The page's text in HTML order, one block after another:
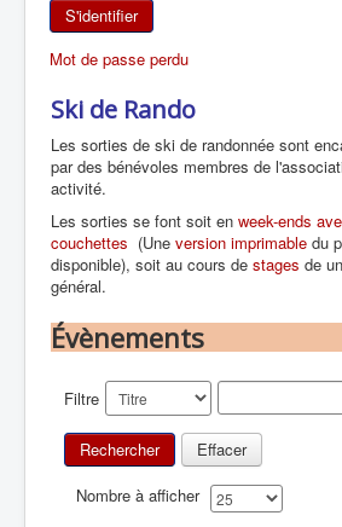
SKI DE RANDONNÉE
RANDONNÉE PÉDESTRE
RANDONNÉE SPORTIVE
S'identifier
Mot de passe perdu
Ski de Rando
Les sorties de ski de randonnée sont
par des bénévoles membres de
activité.
Les sorties se font soit en week-ends
couchettes (Une version imprimable du
disponible), soit au cours de stages de
général.
Évènements
Filtre
Rechercher
Effacer
Nombre à afficher